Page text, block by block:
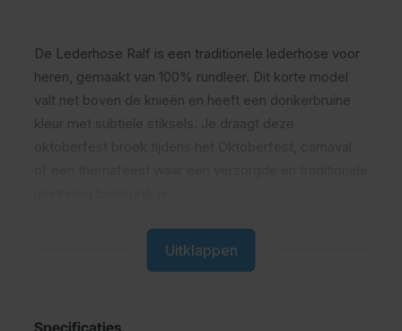
De Lederhose Ralf is een traditionele lederhose voor
heren, gemaakt van 100% rundleer. Dit korte model
valt net boven de knieën en heeft een donkerbruine
kleur met subtiele stiksels. Je draagt deze
Wat is een lederhose
gedragen wordt tijdens het Oktoberfest en andere
Uitklappen
Specificaties